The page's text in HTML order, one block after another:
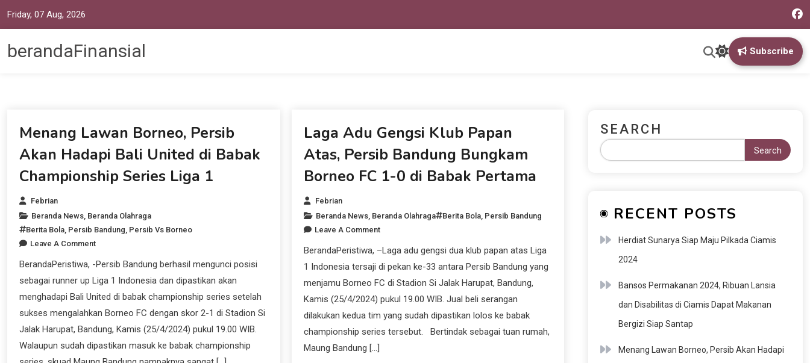
Friday, 07 Aug, 2026
berandaFinansial Subscribe
Menang Lawan Borneo, Persib
Akan Hadapi Bali United di Babak
Championship Series Liga 1
Febrian
Beranda News, Beranda Olahraga
Berita Bola, Persib Bandung, Persib Vs Borneo
Leave A Comment
BerandaPeristiwa, -Persib Bandung berhasil mengunci posisi
sebagai runner up Liga 1 Indonesia dan dipastikan akan
menghadapi Bali United di babak championship series setelah
sukses mengalahkan Borneo FC dengan skor 2-1 di Stadion Si
Jalak Harupat, Bandung, Kamis (25/4/2024) pukul 19.00 WIB.
Walaupun sudah dipastikan masuk ke babak championship
Laga Adu Gengsi Klub Papan
Atas, Persib Bandung Bungkam
Borneo FC 1-0 di Babak Pertama
Febrian
Beranda News, Beranda Olahraga Berita Bola, Persib Bandung
Leave A Comment
BerandaPeristiwa, –Laga adu gengsi dua klub papan atas Liga
1 Indonesia tersaji di pekan ke-33 antara Persib Bandung yang
menjamu Borneo FC di Stadion Si Jalak Harupat, Bandung,
Kamis (25/4/2024) pukul 19.00 WIB. Jual beli serangan
dilakukan kedua tim yang sudah dipastikan lolos ke babak
championship series tersebut. Bertindak sebagai tuan rumah,
Maung Bandung […]
SEARCH
Search
RECENT POSTS
Herdiat Sunarya Siap Maju Pilkada Ciamis
2024
Bansos Permakanan 2024, Ribuan Lansia
dan Disabilitas di Ciamis Dapat Makanan
Bergizi Siap Santap
Menang Lawan Borneo, Persib Akan Hadapi